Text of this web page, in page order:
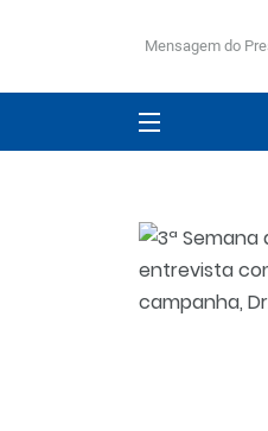
Mensagem do